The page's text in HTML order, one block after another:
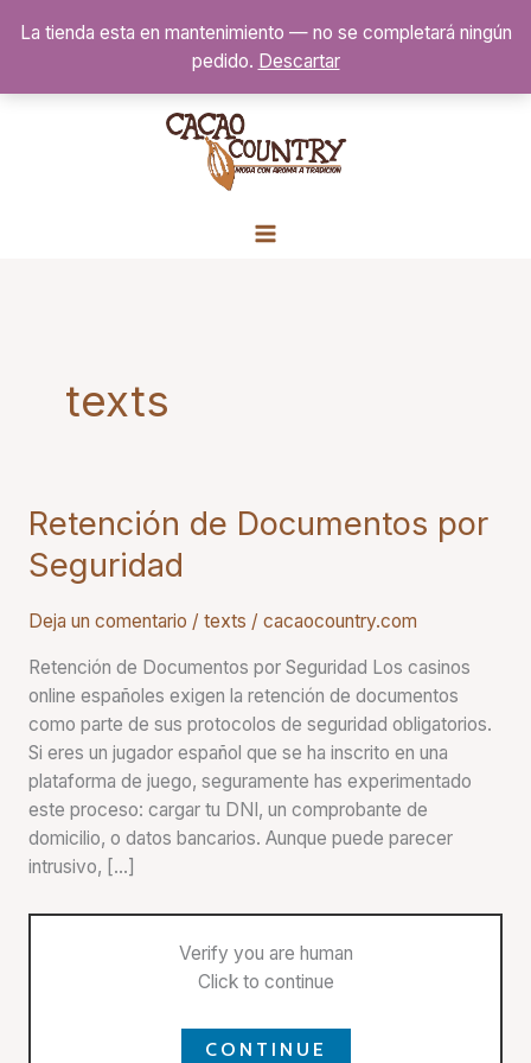
La tienda esta en mantenimiento — no se completará ningún
pedido. Descartar
texts
Retención de Documentos por
Seguridad
Deja un comentario / texts / cacaocountry.com
Retención de Documentos por Seguridad Los casinos
online españoles exigen la retención de documentos
como parte de sus protocolos de seguridad obligatorios.
Si eres un jugador español que se ha inscrito en una
plataforma de juego, seguramente has experimentado
este proceso: cargar tu DNI, un comprobante de
domicilio, o datos bancarios. Aunque puede parecer
intrusivo, […]
Verify you are human
Click to continue
CONTINUE
Retención
Documentos
Seguridad